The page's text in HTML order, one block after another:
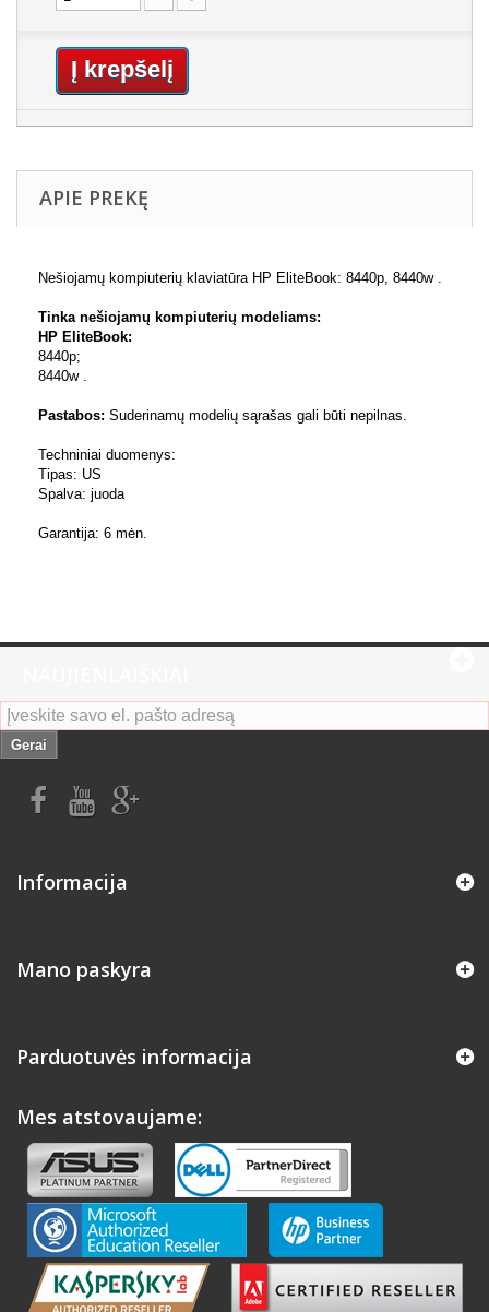
Į krepšelį
APIE PREKĘ
Nešiojamų kompiuterių klaviatūra HP EliteBook: 8440p, 8440w .
Tinka nešiojamų kompiuterių modeliams:
HP EliteBook:
8440p;
8440w .
Pastabos: Suderinamų modelių sąrašas gali būti nepilnas.
Techniniai duomenys:
Tipas: US
Spalva: juoda
Garantija: 6 mėn.
Gerai
Informacija
Mano paskyra
Parduotuvės informacija
Mes atstovaujame: